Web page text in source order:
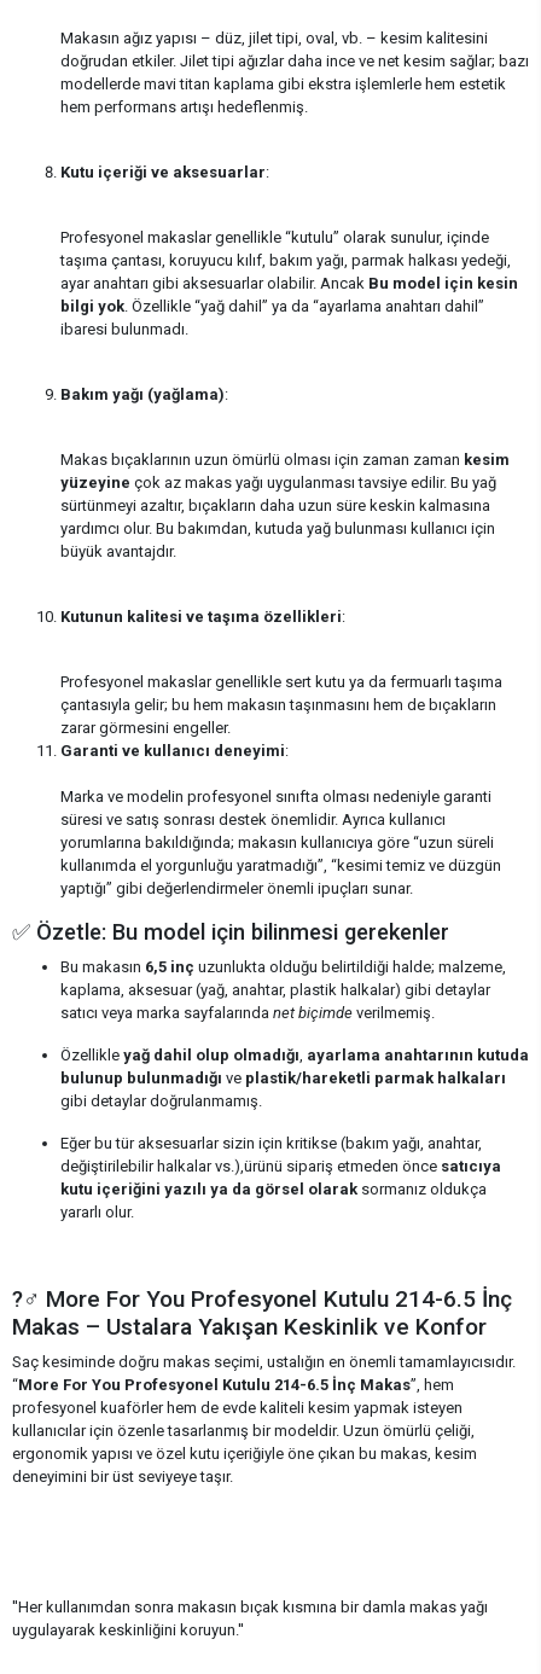
Makasın ağız yapısı – düz, jilet tipi, oval, vb. – kesim kalitesini
doğrudan etkiler. Jilet tipi ağızlar daha ince ve net kesim sağlar; bazı
modellerde mavi titan kaplama gibi ekstra işlemlerle hem estetik
hem performans artışı hedeflenmiş.
Kutu içeriği ve aksesuarlar:
Profesyonel makaslar genellikle “kutulu” olarak sunulur, içinde
taşıma çantası, koruyucu kılıf, bakım yağı, parmak halkası yedeği,
ayar anahtarı gibi aksesuarlar olabilir. Ancak Bu model için kesin
bilgi yok . Özellikle “yağ dahil” ya da “ayarlama anahtarı dahil”
ibaresi bulunmadı.
Bakım yağı (yağlama):
Makas bıçaklarının uzun ömürlü olması için zaman zaman kesim
yüzeyine çok az makas yağı uygulanması tavsiye edilir. Bu yağ
sürtünmeyi azaltır, bıçakların daha uzun süre keskin kalmasına
yardımcı olur. Bu bakımdan, kutuda yağ bulunması kullanıcı için
büyük avantajdır.
Kutunun kalitesi ve taşıma özellikleri:
Profesyonel makaslar genellikle sert kutu ya da fermuarlı taşıma
çantasıyla gelir; bu hem makasın taşınmasını hem de bıçakların
zarar görmesini engeller.
Garanti ve kullanıcı deneyimi:
Marka ve modelin profesyonel sınıfta olması nedeniyle garanti
süresi ve satış sonrası destek önemlidir. Ayrıca kullanıcı
yorumlarına bakıldığında; makasın kullanıcıya göre “uzun süreli
kullanımda el yorgunluğu yaratmadığı”, “kesimi temiz ve düzgün
yaptığı” gibi değerlendirmeler önemli ipuçları sunar.
✅ Özetle: Bu model için bilinmesi gerekenler
Bu makasın 6,5 inç uzunlukta olduğu belirtildiği halde; malzeme,
kaplama, aksesuar (yağ, anahtar, plastik halkalar) gibi detaylar
satıcı veya marka sayfalarında net biçimde verilmemiş.
Özellikle yağ dahil olup olmadığı ayarlama anahtarının kutuda
bulunup bulunmadığı ve plastik/hareketli parmak halkaları
gibi detaylar doğrulanmamış.
Eğer bu tür aksesuarlar sizin için kritikse (bakım yağı, anahtar,
değiştirilebilir halkalar vs.),ürünü sipariş etmeden önce satıcıya
kutu içeriğini yazılı ya da görsel olarak sormanız oldukça
yararlı olur.
?‍♂️ More For You Profesyonel Kutulu 214-6.5 İnç
Makas – Ustalara Yakışan Keskinlik ve Konfor
Saç kesiminde doğru makas seçimi, ustalığın en önemli tamamlayıcısıdır.
“More For You Profesyonel Kutulu 214-6.5 İnç Makas”, hem
profesyonel kuaförler hem de evde kaliteli kesim yapmak isteyen
kullanıcılar için özenle tasarlanmış bir modeldir. Uzun ömürlü çeliği,
ergonomik yapısı ve özel kutu içeriğiyle öne çıkan bu makas, kesim
deneyimini bir üst seviyeye taşır.
''Her kullanımdan sonra makasın bıçak kısmına bir damla makas yağı
uygulayarak keskinliğini koruyun.''